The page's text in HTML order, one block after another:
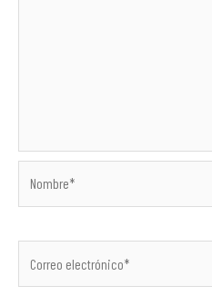
electrónico*